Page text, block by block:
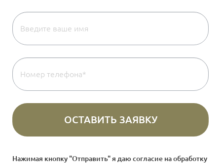
Нажимая кнопку "Отправить" я даю согласие наобработку